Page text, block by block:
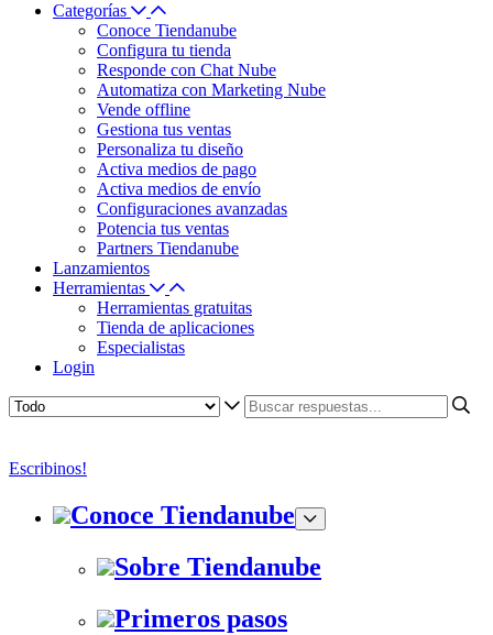
Categorías
Conoce Tiendanube
Configura tu tienda
Responde con Chat Nube
Automatiza con Marketing Nube
Vende offline
Gestiona tus ventas
Personaliza tu diseño
Activa medios de pago
Activa medios de envío
Configuraciones avanzadas
Potencia tus ventas
Partners Tiendanube
Lanzamientos
Herramientas
Herramientas gratuitas
Tienda de aplicaciones
Especialistas
Login
Escribinos!
Conoce Tiendanube
Sobre Tiendanube
Primeros pasos